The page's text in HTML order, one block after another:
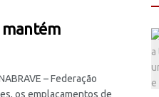
mantém
– Federação
os emplacamentos de